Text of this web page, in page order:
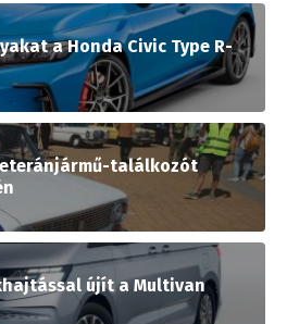
a Honda Civic Type R-
találkozót
újít a Multivan